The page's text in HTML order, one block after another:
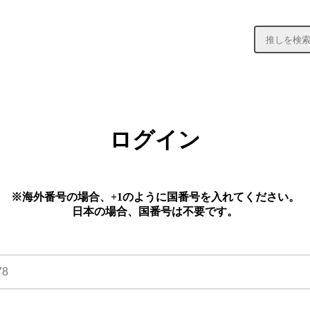
ログイン
※海外番号の場合、+1のように国番号を入れてください。
日本の場合、国番号は不要です。